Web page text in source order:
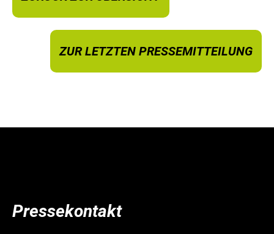
ZUR LETZTEN PRESSEMITTEILUNG
Pressekontakt